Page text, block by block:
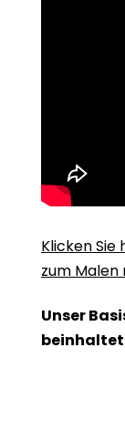
Klicken Sie
zum Malen
Unser